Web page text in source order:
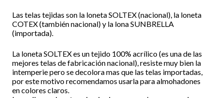
Las telas tejidas son la loneta SOLTEX (nacional), la loneta
COTEX (también nacional) y la lona SUNBRELLA
(importada).
La loneta SOLTEX es un tejido 100% acrílico (es una de las
mejores telas de fabricación nacional), resiste muy bien la
intemperie pero se decolora mas que las telas importadas,
por este motivo recomendamos usarla para almohadones
en colores claros.